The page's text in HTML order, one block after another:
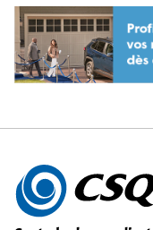
Autres
informations